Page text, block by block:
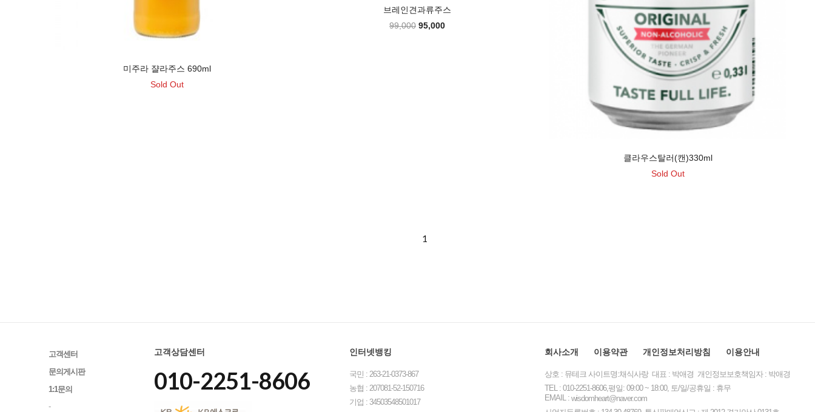
미주라 쟐라주스 690ml
Sold Out
브레인견과류주스
99,000 95,000
클라우스탈러(캔)330ml
Sold Out
1
고객센터
문의게시판
1:1문의
-
고객상담센터
010-2251-8606
인터넷뱅킹
국민 : 263-21-0373-867
농협 : 207081-52-150716
기업 : 34503548501017
회사소개 이용약관 개인정보처리방침 이용안내
상호 : 뮤테크 사이트명:채식사랑 대표 : 박애경 개인정보보호책임자 : 박애경
TEL : 010-2251-8606,평일: 09:00 ~ 18:00, 토/일/공휴일 : 휴무
EMAIL :wisdomheart@naver.com